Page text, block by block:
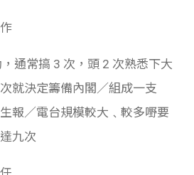
通常搞 3 次，頭 2 次熟悉下大
就決定籌備內閣／組成一支
報／電台規模較大﹑較多嘢要
九次